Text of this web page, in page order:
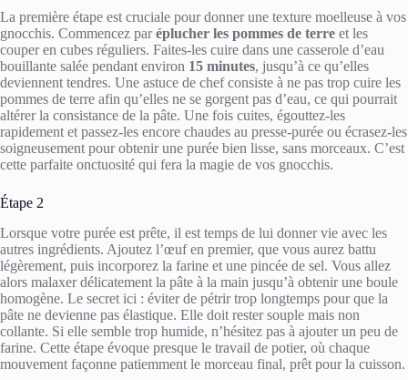
La première étape est cruciale pour donner une texture moelleuse à vos
gnocchis. Commencez paréplucher les pommes de terre et les
couper en cubes réguliers. Faites-les cuire dans une casserole d’eau
bouillante salée pendant environ 15 minutes, jusqu’à ce qu’elles
deviennent tendres. Une astuce de chef consiste à ne pas trop cuire les
pommes de terre afin qu’elles ne se gorgent pas d’eau, ce qui pourrait
altérer la consistance de la pâte. Une fois cuites, égouttez-les
rapidement et passez-les encore chaudes au presse-purée ou écrasez-les
soigneusement pour obtenir une purée bien lisse, sans morceaux. C’est
cette parfaite onctuosité qui fera la magie de vos gnocchis.
Étape 2
Lorsque votre purée est prête, il est temps de lui donner vie avec les
autres ingrédients. Ajoutez l’œuf en premier, que vous aurez battu
légèrement, puis incorporez la farine et une pincée de sel. Vous allez
alors malaxer délicatement la pâte à la main jusqu’à obtenir une boule
homogène. Le secret ici : éviter de pétrir trop longtemps pour que la
pâte ne devienne pas élastique. Elle doit rester souple mais non
collante. Si elle semble trop humide, n’hésitez pas à ajouter un peu de
farine. Cette étape évoque presque le travail de potier, où chaque
mouvement façonne patiemment le morceau final, prêt pour la cuisson.